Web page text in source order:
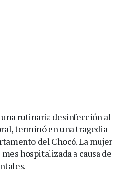
rutinaria desinfección al
terminó en una tragedia
del Chocó. La mujer
hospitalizada a causa de